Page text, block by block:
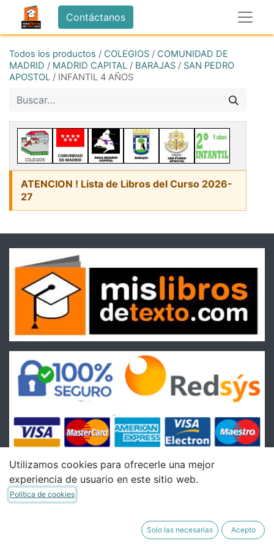
Contáctanos
Todos los productos / COLEGIOS / COMUNIDAD DE
MADRID / MADRID CAPITAL / BARAJAS / SAN PEDRO
APOSTOL / INFANTIL 4 AÑOS
ATENCION ! Lista de Libros del Curso 2026-
27
Condiciones
Utilizamos cookies para ofrecerle una mejor
experiencia de usuario en este sitio web.
Política de cookies
Solo las necesarias Acepto